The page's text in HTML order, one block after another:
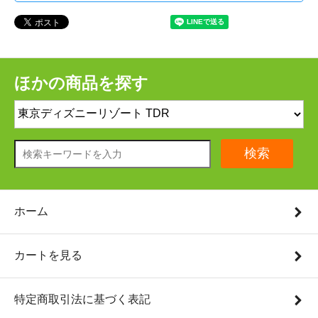
ほかの商品を探す
検索
ホーム
カートを見る
特定商取引法に基づく表記